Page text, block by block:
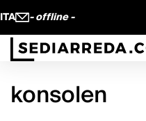
ITA - offline -
konsolen